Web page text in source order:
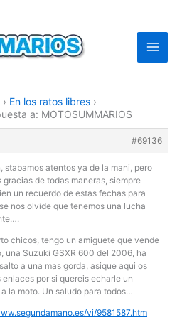
› En los ratos libres ›
a: MOTOSUMMARIOS
#69136
stabamos atentos ya de la mani, pero
gracias de todas maneras, siempre
un recuerdo de estas fechas para
nos olvide que tenemos una lucha
chicos, tengo un amiguete que vende
una Suzuki GSXR 600 del 2006, ha
a una mas gorda, asique aqui os
enlaces por si quereis echarle un
la moto. Un saludo para todos…
vi/9581587.htm